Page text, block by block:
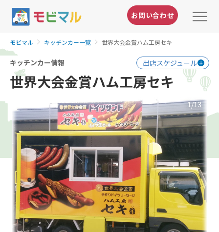
お問い合わせ
モビマル キッチンカー一覧 世界大会金賞ハム工房セキ
キッチンカー情報 出店スケジュール
世界大会金賞ハム工房セキ
1/13